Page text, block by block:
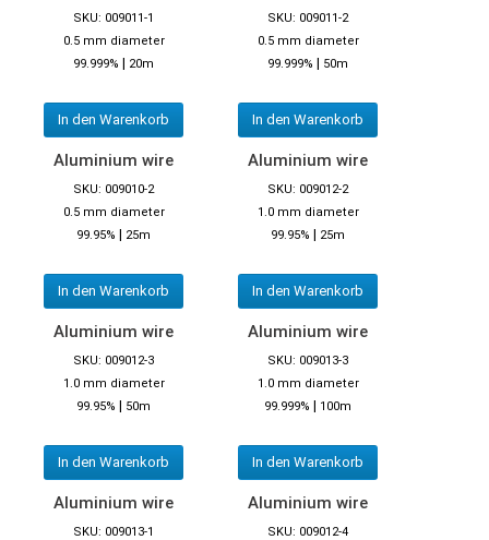
SKU: 009011-1
0.5 mm diameter
99.999% | 20m
In den Warenkorb
SKU: 009011-2
0.5 mm diameter
99.999% | 50m
In den Warenkorb
Aluminium wire
SKU: 009010-2
0.5 mm diameter
99.95% | 25m
In den Warenkorb
Aluminium wire
SKU: 009012-2
1.0 mm diameter
99.95% | 25m
In den Warenkorb
Aluminium wire
SKU: 009012-3
1.0 mm diameter
99.95% | 50m
In den Warenkorb
Aluminium wire
SKU: 009013-3
1.0 mm diameter
99.999% | 100m
In den Warenkorb
Aluminium wire
SKU: 009013-1
Aluminium wire
SKU: 009012-4